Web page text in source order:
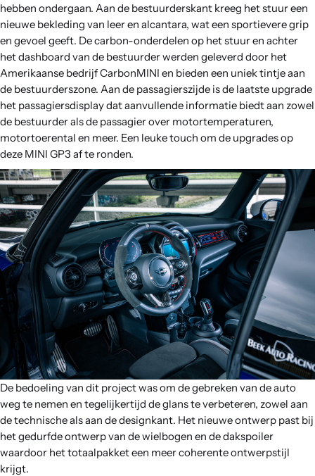
hebben ondergaan. Aan de bestuurderskant kreeg het stuur een
nieuwe bekleding van leer en alcantara, wat een sportievere grip
en gevoel geeft. De carbon-onderdelen op het stuur en achter
het dashboard van de bestuurder werden geleverd door het
Amerikaanse bedrijf CarbonMINI en bieden een uniek tintje aan
de bestuurderszone. Aan de passagierszijde is de laatste upgrade
het passagiersdisplay dat aanvullende informatie biedt aan zowel
de bestuurder als de passagier over motortemperaturen,
motortoerental en meer. Een leuke touch om de upgrades op
deze MINI GP3 af te ronden.
De bedoeling van dit project was om de gebreken van de auto
weg te nemen en tegelijkertijd de glans te verbeteren, zowel aan
de technische als aan de designkant. Het nieuwe ontwerp past bij
het gedurfde ontwerp van de wielbogen en de dakspoiler
waardoor het totaalpakket een meer coherente ontwerpstijl
krijgt.